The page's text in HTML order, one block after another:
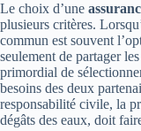
Le choix d’une
plusieurs critères.
commun est souvent
seulement de partager
primordial de
besoins des deux
responsabilité civile, la
dégâts des eaux, doit